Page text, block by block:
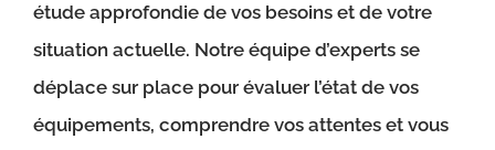
étude approfondie de vos besoins et de votre
situation actuelle. Notre équipe d’experts se
déplace sur place pour évaluer l’état de vos
équipements, comprendre vos attentes et vous